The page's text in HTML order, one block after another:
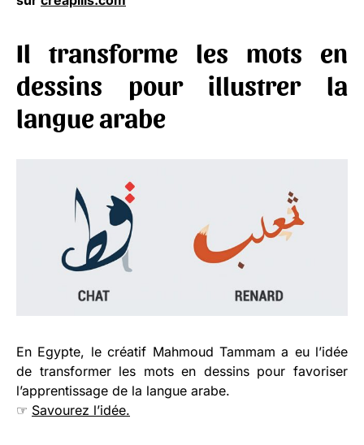
Il transforme les mots en
dessins pour illustrer la
langue arabe
En Egypte, le créatif Mahmoud Tammam a eu l’idée
de transformer les mots en dessins pour favoriser
l’apprentissage de la langue arabe.
☞ Savourez l’idée.